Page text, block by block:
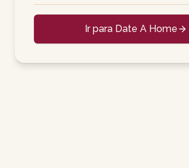
Ir para Date A Home